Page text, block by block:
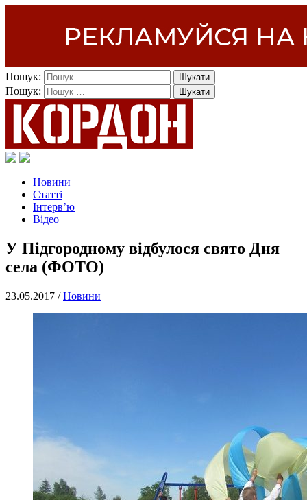
Пошук:
Пошук:
Новини
Статті
Інтерв’ю
Відео
У Підгородному відбулося свято Дня
села (ФОТО)
23.05.2017 /Новини